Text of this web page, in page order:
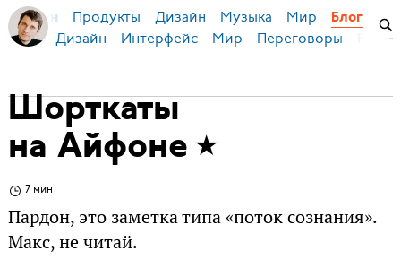
Бирман Продукты Дизайн Музыка Мир Блог
Дизайн Интерфейс Мир Переговоры
Шорткаты
на Айфоне
7 мин
Пардон, это заметка типа «поток сознания».
Макс, не читай.